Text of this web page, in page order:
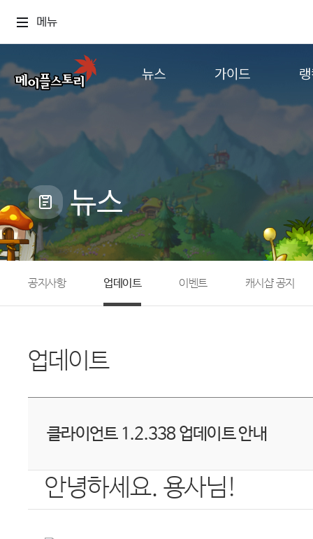
메뉴
뉴스
공지사항
업데이트
캐시샵 공지
메이플 알림판
with maple
가이드
게임정보
직업소개
확률형 아이템
NEXON NOW
뉴스
공지사항 업데이트 이벤트 캐시샵 공지
업데이트
클라이언트 1.2.338 업데이트 안내
안녕하세요. 용사님 !